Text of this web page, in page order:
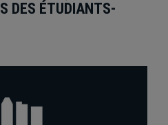
DES ÉTUDIANTS-